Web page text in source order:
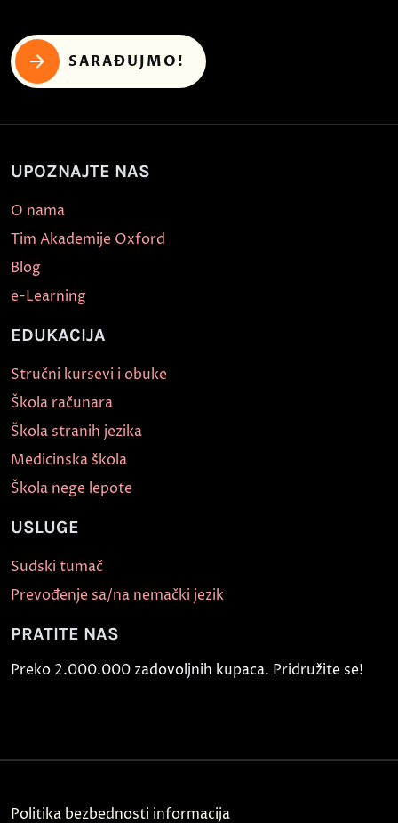
SARAĐUJMO!
UPOZNAJTE NAS
O nama
Tim Akademije Oxford
Blog
e-Learning
EDUKACIJA
Stručni kursevi i obuke
Škola računara
Škola stranih jezika
Medicinska škola
Škola nege lepote
USLUGE
Sudski tumač
Prevođenje sa/na nemački jezik
PRATITE NAS
Preko 2.000.000 zadovoljnih kupaca. Pridružite se!
Politika bezbednosti informacija